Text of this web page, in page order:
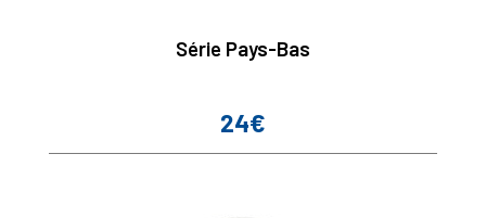
Série Pays-Bas
Prix
24€